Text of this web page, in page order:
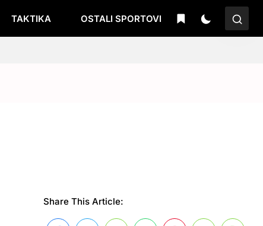
TAKTIKA OSTALI SPORTOVI
Share This Article: